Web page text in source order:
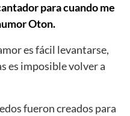
para cuando me
Oton.
es fácil levantarse,
es imposible volver a
fueron creados para